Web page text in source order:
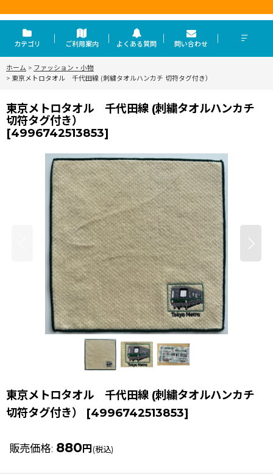
カテゴリ ご利用案内 よくある質問 問い合わせ
ホーム > ファッション・小物
> 東京メトロタオル 千代田線 (刺繍タオルハンカチ 切符タグ付き）
東京メトロタオル 千代田線 (刺繍タオルハンカチ
切符タグ付き）
[4996742513853]
東京メトロタオル 千代田線 (刺繍タオルハンカチ
切符タグ付き）
[4996742513853]
販売価格: 880 円 (税込)